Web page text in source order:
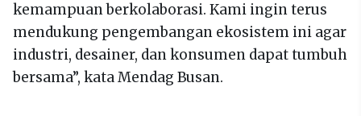
kemampuan berkolaborasi. Kami ingin terus
mendukung pengembangan ekosistem ini agar
industri, desainer, dan konsumen dapat tumbuh
bersama”, kata Mendag Busan.